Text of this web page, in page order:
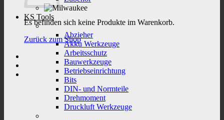
Es befinden sich keine Produkte im Warenkorb.
Zurück zum Shop
KS Tools
Abzieher
Akku Werkzeuge
Arbeitsschutz
Bauwerkzeuge
Betriebseinrichtung
Bits
DIN- und Normteile
Drehmoment
Druckluft Werkzeuge